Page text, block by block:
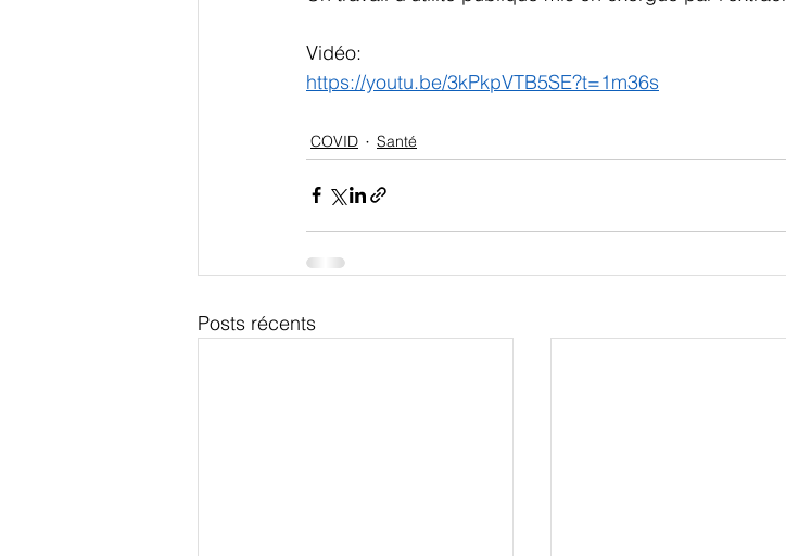
Vidéo:
https://youtu.be/3kPkpVTB5SE?t=1m36s
COVID Santé
Posts récents